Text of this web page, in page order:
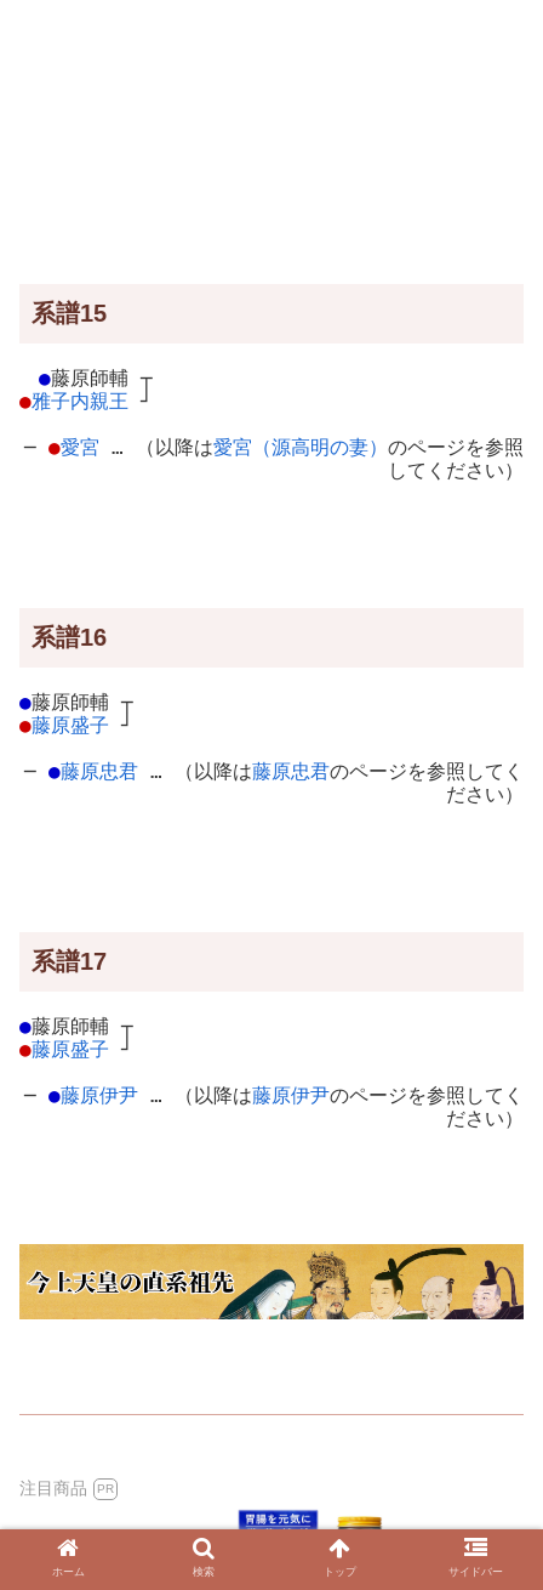
系譜15
●藤原師輔 ┬
●雅子内親王 ┘
─ ●愛宮 … （以降は愛宮（源高明の妻） のページを参照
してください）
系譜16
●藤原師輔 ┬
●藤原盛子 ┘
─ ●藤原忠君 … （以降は藤原忠君のページを参照してく
ださい）
系譜17
●藤原師輔 ┬
●藤原盛子 ┘
─ ●藤原伊尹 … （以降は藤原伊尹のページを参照してく
ださい）
注目商品 PR
ホーム 検索 トップ サイドバー